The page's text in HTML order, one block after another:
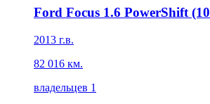
Ford Focus 1.6 PowerShift
2013 г.в.
82 016 км.
владельцев 1